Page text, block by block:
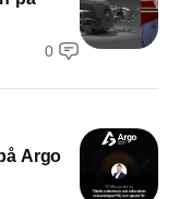
0
Argo